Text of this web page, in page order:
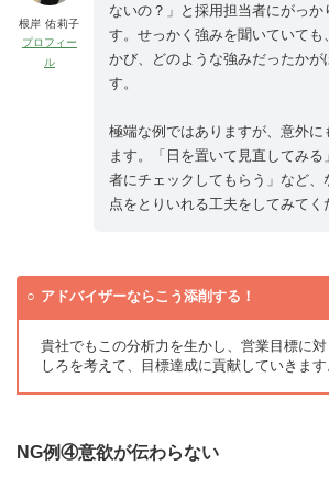
根岸 佑莉子
プロフィー
ル
ないの？」と採用担当者にがっか
す。せっかく強みを聞いていても
かび、どのような強みだったかが
す。
極端な例ではありますが、意外に
ます。「日を置いて見直してみ
者にチェックしてもらう」など、
点をとりいれる工夫をしてみてく
アドバイザーならこう添削する！
貴社でもこの分析力を生かし、営業目標に
しろを考えて、目標達成に貢献していきます
NG例④意欲が伝わらない